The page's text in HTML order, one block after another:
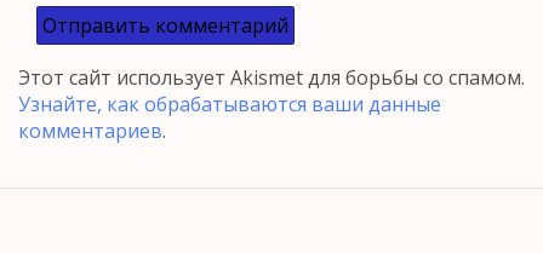
Этот сайт использует Akismet для борьбы со спамом.
Узнайте, как обрабатываются ваши данные
комментариев.